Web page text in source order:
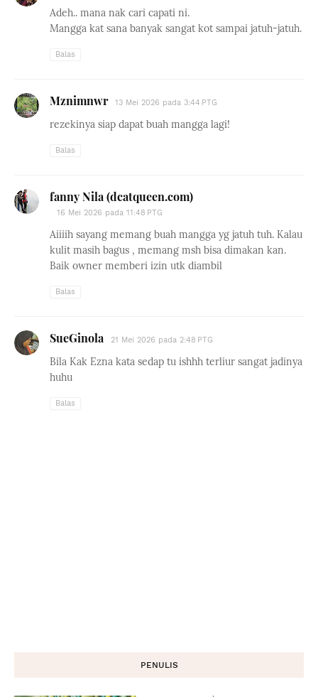
Adeh.. mana nak cari capati ni.
Mangga kat sana banyak sangat kot sampai jatuh-jatuh.
Balas
Mznimnwr 13 Mei 2026 pada 3:44 PTG
rezekinya siap dapat buah mangga lagi!
Balas
fanny Nila (dcatqueen.com)
16 Mei 2026 pada 11:48 PTG
Aiiiih sayang memang buah mangga yg jatuh tuh. Kalau
kulit masih bagus , memang msh bisa dimakan kan.
Baik owner memberi izin utk diambil
Balas
SueGinola 21 Mei 2026 pada 2:48 PTG
Bila Kak Ezna kata sedap tu ishhh terliur sangat jadinya
huhu
Balas
PENULIS